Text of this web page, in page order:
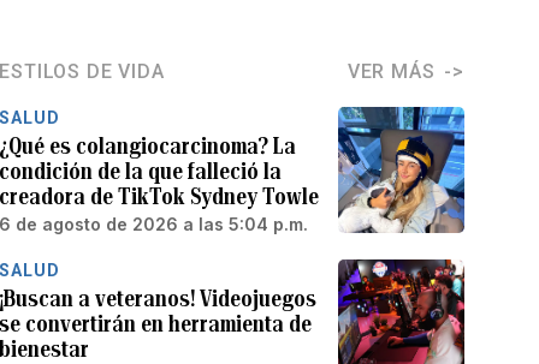
ESTILOS DE VIDA VER MÁS
SALUD
¿Qué es colangiocarcinoma? La
condición de la que falleció la
creadora de TikTok Sydney Towle
6 de agosto de 2026 a las 5:04 p.m.
SALUD
¡Buscan a veteranos! Videojuegos
se convertirán en herramienta de
bienestar